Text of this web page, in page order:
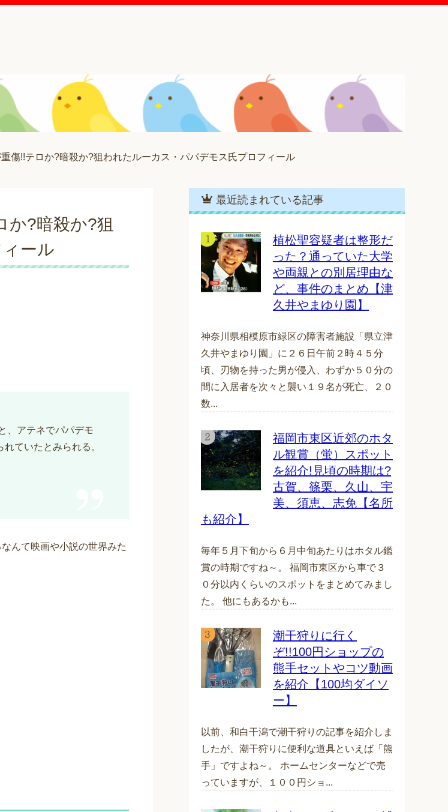
傷!!テロか?暗殺か?狙われたルーカス・パパデモス氏プロフィール
か?暗殺か?狙
ール
、アテネでパパデモ
ていたとみられる。
んて映画や小説の世界みた
最近読まれている記事
植松聖容疑者は整形だ
った？通っていた大学
や両親との別居理由な
ど、事件のまとめ【津
久井やまゆり園】
神奈川県相模原市緑区の障害者施設「県立津
久井やまゆり園」に２６日午前２時４５分
頃、刃物を持った男が侵入、わずか５０分の
間に入居者を次々と襲い１９名が死亡、２０
数...
福岡市東区近郊のホタ
ル観賞（蛍）スポット
を紹介!見頃の時期は?
古賀、篠栗、久山、宇
美、須恵、志免【名所
も紹介】
毎年５月下旬から６月中旬あたりはホタル鑑
賞の時期ですね～。 福岡市東区から車で３
０分以内くらいのスポットをまとめてみまし
た。 他にもあるかも...
潮干狩りに行く
ぞ!!100円ショップの
熊手セットやコツ動画
を紹介【100均ダイソ
ー】
以前、和白干潟で潮干狩りの記事を紹介しま
したが、潮干狩りに便利な道具といえば「熊
手」ですよね～。 ホームセンターなどで売
っていますが、１００円ショ...